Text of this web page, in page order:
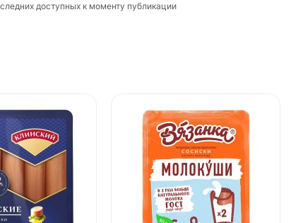
доступных к моменту публикации